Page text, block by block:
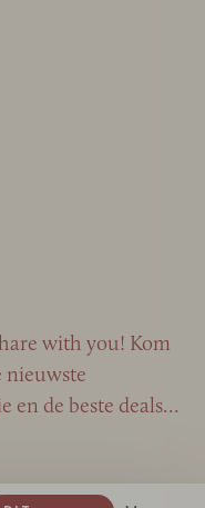
with you! Kom
nieuwste
en de beste deals…